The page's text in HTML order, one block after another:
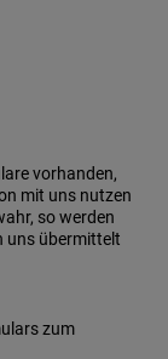
vorhanden,
mit uns nutzen
so werden
uns übermittelt
zum